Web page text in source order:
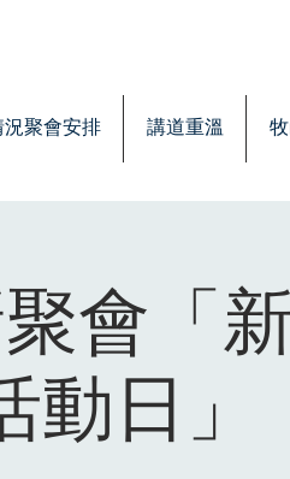
聚會安排 講道重溫
會「
動日」